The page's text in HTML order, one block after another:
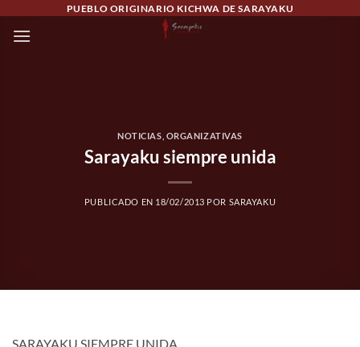
PUEBLO ORIGINARIO KICHWA DE SARAYAKU
NOTICIAS ORGANIZATIVAS
Sarayaku siempre unida
PUBLICADO EN 18/02/2013 POR SARAYAKU
SARAYAKU SIEMPRE UNIDA